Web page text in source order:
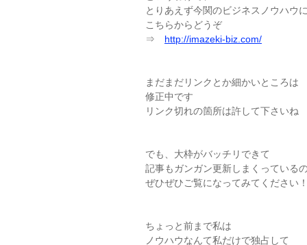
とりあえず今関のビジネスノウハウ
こちらからどうぞ
⇒ http://imazeki-biz.com/
まだまだリンクとか細かいところは
修正中です
リンク切れの箇所は許して下さいね
でも、大枠がバッチリできて
記事もガンガン更新しまくっている
ぜひぜひご覧になってみてください！
ちょっと前まで私は
ノウハウなんて私だけで独占して